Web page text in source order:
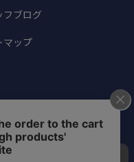
フブログ
マップ